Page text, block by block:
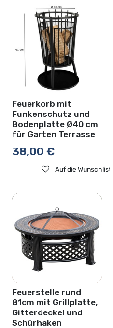
Feuerkorb mit
Funkenschutz und
Bodenplatte Ø40 cm
für Garten Terrasse
38,00 €
Auf die Wunschliste
Feuerstelle rund
81cm mit Grillplatte,
Gitterdeckel und
Schürhaken